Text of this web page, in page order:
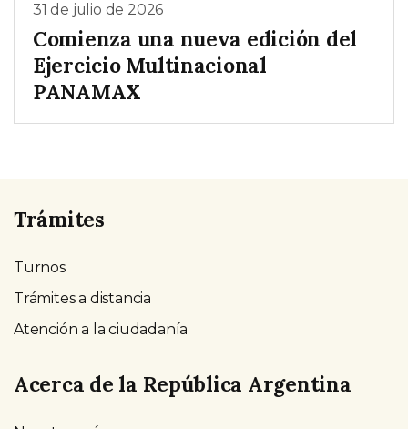
31 de julio de 2026
Comienza una nueva edición del
Ejercicio Multinacional
PANAMAX
Trámites
Turnos
Trámites a distancia
Atención a la ciudadanía
Acerca de la República Argentina